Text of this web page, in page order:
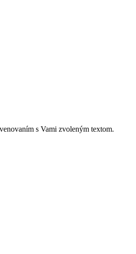
s Vami zvoleným textom.